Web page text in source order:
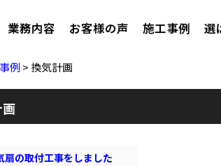
業務内容 お客様の声 施工事例 選
例 > 換気計画
扇の取付工事をしました